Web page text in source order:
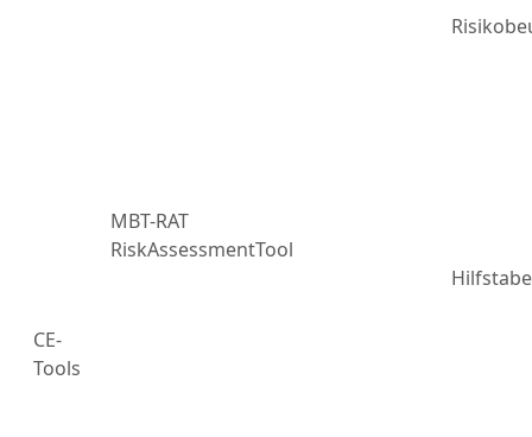
CE-
Tools
MBT-RAT
RiskAssessmentTool